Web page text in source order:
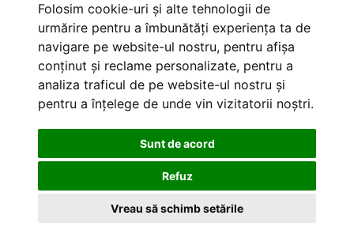
Folosim cookie-uri și alte tehnologii de
urmărire pentru a îmbunătăți experiența ta de
navigare pe website-ul nostru, pentru afișa
conținut și reclame personalizate, pentru a
analiza traficul de pe website-ul nostru și
pentru a înțelege de unde vin vizitatorii noștri.
Sunt de acord
Refuz
Vreau să schimb setările
Cancellation and Refund Policies